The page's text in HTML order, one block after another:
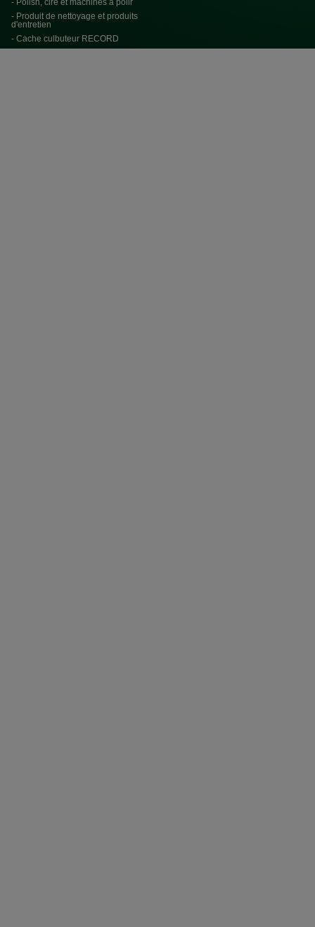
- Polish, cire et machines à polir
- Produit de nettoyage et produits
d'entretien
- Cache culbuteur RECORD